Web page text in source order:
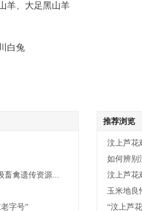
羊、大足黑山羊
白兔
“汶上芦花鸡”被列入国家级畜禽遗传资源保护名录
字号”
推荐浏览
汶上芦花
如何辨别
汶上芦花
玉米地良